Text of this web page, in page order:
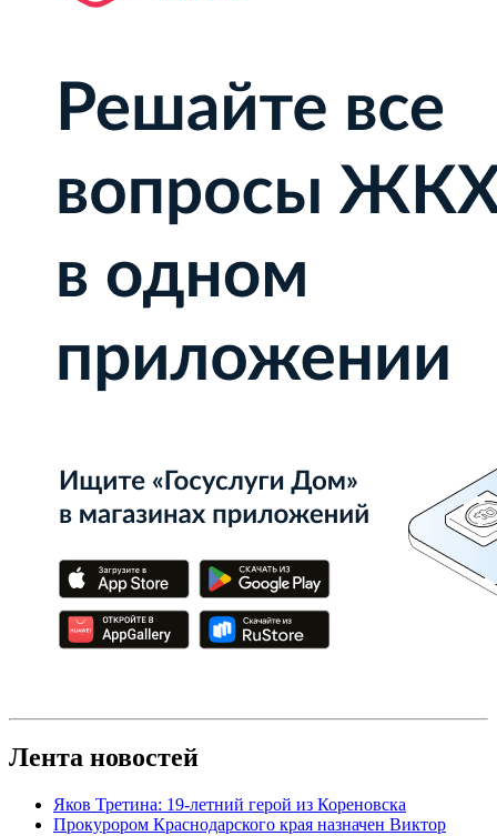
Лента новостей
Яков Третина: 19-летний герой из Кореновска
Прокурором Краснодарского края назначен Виктор